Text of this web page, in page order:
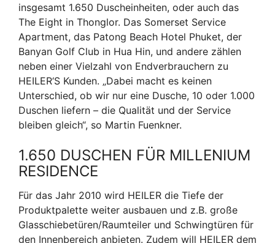
insgesamt 1.650 Duscheinheiten, oder auch das
The Eight in Thonglor. Das Somerset Service
Apartment, das Patong Beach Hotel Phuket, der
Banyan Golf Club in Hua Hin, und andere zählen
neben einer Vielzahl von Endverbrauchern zu
HEILER‘S Kunden. „Dabei macht es keinen
Unterschied, ob wir nur eine Dusche, 10 oder 1.000
Duschen liefern – die Qualität und der Service
bleiben gleich“, so Martin Fuenkner.
1.650 DUSCHEN FÜR MILLENIUM
RESIDENCE
Für das Jahr 2010 wird HEILER die Tiefe der
Produktpalette weiter ausbauen und z.B. große
Glasschiebetüren/Raumteiler und Schwingtüren für
den Innenbereich anbieten. Zudem will HEILER dem